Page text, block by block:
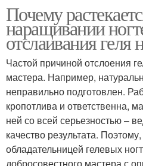
Почему
наращивании
отслаивания геля
Частой причиной отслоения
мастера. Например,
неправильно подготовлен.
кропотлива и ответственна,
ней со всей серьезностью –
качество результата.
обладательницей гелевых